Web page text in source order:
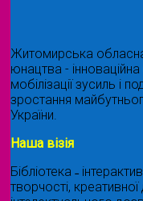
Житомирська обласна
юнацтва - інноваційна
мобілізації зусиль і
зростання
України.
Наша візія
Бібліотека ˗
творчості, креативної